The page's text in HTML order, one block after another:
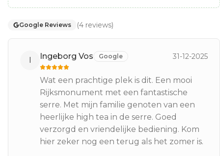
Google Reviews (4 reviews)
I Ingeborg Vos Google 31-12-2025
Wat een prachtige plek is dit. Een mooi
Rijksmonument met een fantastische
serre. Met mijn familie genoten van een
heerlijke high tea in de serre. Goed
verzorgd en vriendelijke bediening. Kom
hier zeker nog een terug als het zomer is.